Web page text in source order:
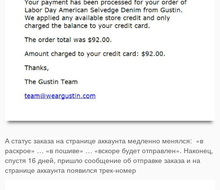
А статус заказа на странице аккаунта медленно менялся: «в
раскрое» … «в пошиве» … «вскоре будет отправлен». Наконец,
спустя 16 дней, пришло сообщение об отправке заказа и на
странице аккаунта появился трек-номер